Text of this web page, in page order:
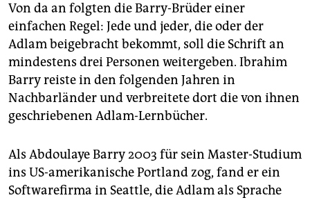
Von da an folgten die Barry-­Brüder einer
einfachen Regel: Jede und jeder, die oder der
Adlam beigebracht bekommt, soll die Schrift an
mindestens drei Personen weitergeben. Ibrahim
Barry reiste in den folgenden Jahren in
Nachbarländer und verbreitete dort die von ihnen
geschriebenen Adlam-Lernbücher.
Als Abdoulaye Barry 2003 für sein Master-Studium
ins US-amerikanische Portland zog, fand er ein
Softwarefirma in Seattle, die Adlam als Sprache